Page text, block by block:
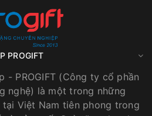
PROGIFT
- PROGIFT (Công ty cổ phần
nghệ) là một trong những
tại Việt Nam tiên phong trong